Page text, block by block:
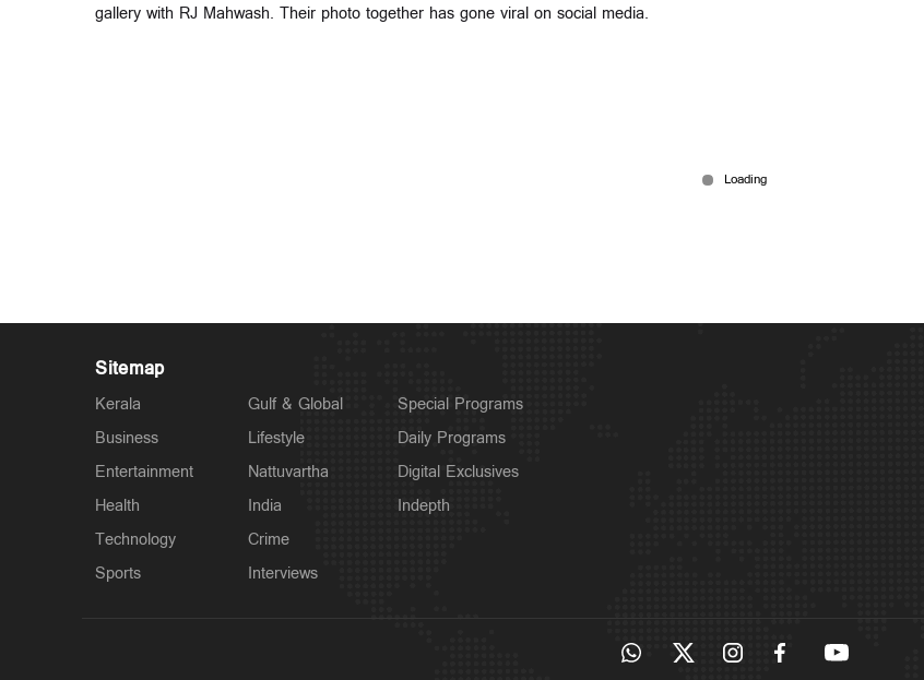
gallery with RJ Mahwash. Their photo together has gone viral on social media.
Sitemap
Kerala
Business
Entertainment
Health
Technology
Sports
Gulf & Global
Lifestyle
Nattuvartha
India
Crime
Interviews
Special Programs
Daily Programs
Digital Exclusives
Indepth